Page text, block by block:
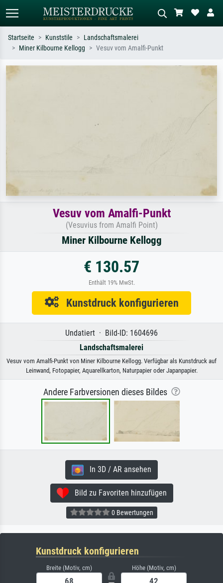
Suchen Sie nach Künstlern, Werktiteln
Beschreiben Sie die Szene – z.B. Grüne
Startseite Kunststile
Landschaftsmalerei
Miner Kilbourne Kellogg
Vesuv vom Amalfi-Punkt
Vesuv vom Amalfi-Punkt
(Vesuvius from Amalfi Point)
Miner Kilbourne Kellogg
€ 130.57
Enthält 19% MwSt.
Kunstdruck konfigurieren
Undatiert · Bild-ID: 1604696
Landschaftsmalerei
Vesuv vom Amalfi-Punkt von Miner Kilbourne Kellogg. Verfügbar als Kunstdruck auf
Leinwand, Fotopapier, Aquarellkarton, Naturpapier oder Japanpapier.
Andere Farbversionen dieses Bildes
In 3D / AR ansehen
Bild zu Favoriten hinzufügen
0 Bewertungen
Kunstdruck konfigurieren
Breite (Motiv, cm) Höhe (Motiv, cm)